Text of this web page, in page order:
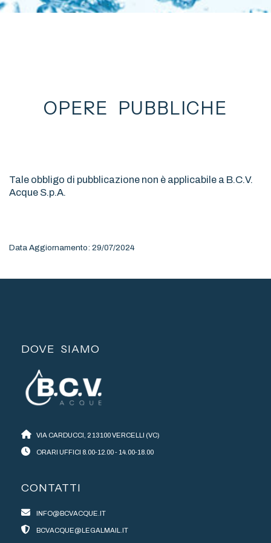
OPERE PUBBLICHE
Tale obbligo di pubblicazione non è applicabile a B.C.V.
Acque S.p.A.
Data Aggiornamento: 29/07/2024
DOVE SIAMO
VIA CARDUCCI, 2 13100 VERCELLI (VC)
ORARI UFFICI 8.00-12.00 - 14.00-18.00
CONTATTI
INFO@BCVACQUE.IT
BCVACQUE@LEGALMAIL.IT